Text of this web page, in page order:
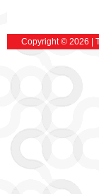
Copyright © 2026 |